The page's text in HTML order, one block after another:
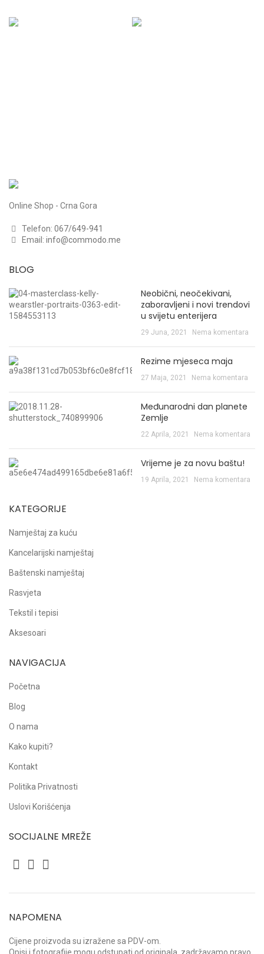
Online Shop - Crna Gora
Telefon: 067/649-941
Email: info@commodo.me
BLOG
Neobični, neočekivani,
zaboravljeni i novi trendovi
u svijetu enterijera
29 Juna, 2021 Nema komentara
Rezime mjeseca maja
27 Maja, 2021 Nema komentara
Međunarodni dan planete
Zemlje
22 Aprila, 2021 Nema komentara
Vrijeme je za novu baštu!
19 Aprila, 2021 Nema komentara
KATEGORIJE
Namještaj za kuću
Kancelarijski namještaj
Baštenski namještaj
Rasvjeta
Tekstil i tepisi
Aksesoari
NAVIGACIJA
Početna
Blog
O nama
Kako kupiti?
Kontakt
Politika Privatnosti
Uslovi Korišćenja
SOCIJALNE MREŽE
NAPOMENA
Cijene proizvoda su izražene sa PDV-om.